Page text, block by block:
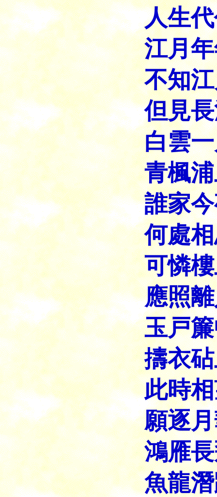
人生
江月
不知
但見
白雲
青楓
誰家
何處
可憐
應照
玉戸
擣衣
此時
願逐
鴻雁
魚龍